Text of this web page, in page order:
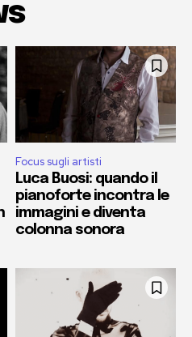
Focus sugli artisti
Luca Buosi: quando il
pianoforte incontra le
immagini e diventa
colonna sonora